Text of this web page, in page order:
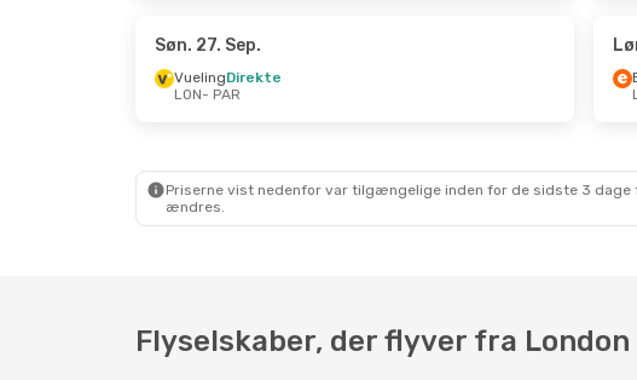
- Søn. 4. Okt. - Søn.
PAR
- LON
Søn. 27. Sep.
VuelingDirekte
LON- PAR
Priserne vist nedenfor var tilgængelige inden for de sidste 3
ændres.
Flyselskaber, der flyver fra